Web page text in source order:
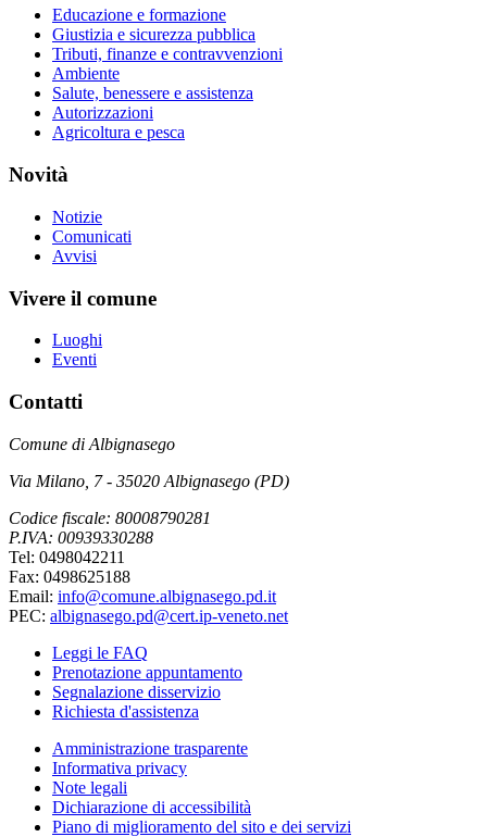
Educazione e formazione
Giustizia e sicurezza pubblica
Tributi, finanze e contravvenzioni
Ambiente
Salute, benessere e assistenza
Autorizzazioni
Agricoltura e pesca
Novità
Notizie
Comunicati
Avvisi
Vivere il comune
Luoghi
Eventi
Contatti
Comune di Albignasego
Via Milano, 7 - 35020 Albignasego (PD)
Codice fiscale: 80008790281
P.IVA: 00939330288
Tel: 0498042211
Fax: 0498625188
Email: info@comune.albignasego.pd.it
PEC: albignasego.pd@cert.ip-veneto.net
Leggi le FAQ
Prenotazione appuntamento
Segnalazione disservizio
Richiesta d'assistenza
Amministrazione trasparente
Informativa privacy
Note legali
Dichiarazione di accessibilità
Piano di miglioramento del sito e dei servizi